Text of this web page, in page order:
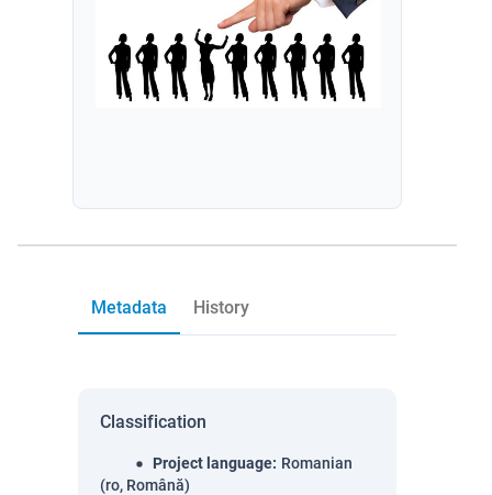
Metadata History
Classification
Project language: Romanian
(ro, Română)